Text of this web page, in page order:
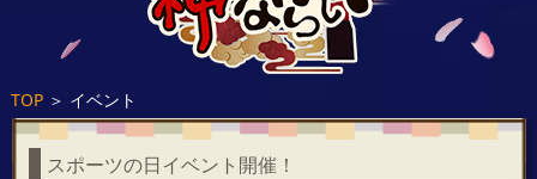
TOP＞ イベント
スポーツの日イベント開催！